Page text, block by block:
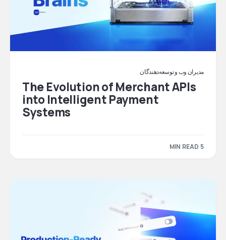
مدیران وب و توسعه‌دهندگان
The Evolution of Merchant APIs
into Intelligent Payment
Systems
5 MIN READ